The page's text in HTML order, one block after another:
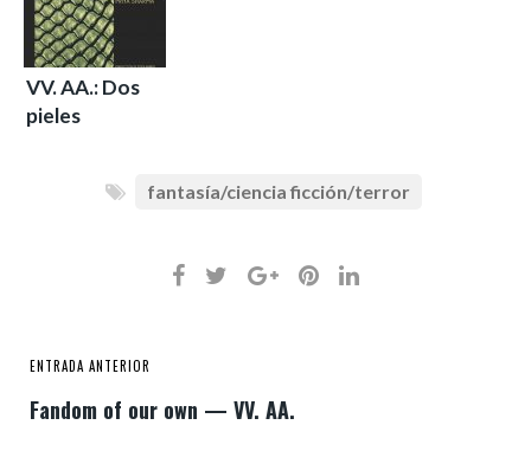
VV. AA.: Dos
pieles
fantasía/ciencia ficción/terror
ENTRADA ANTERIOR
Fandom of our own — VV. AA.